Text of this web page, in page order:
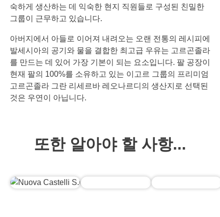
숙하게 생산하는 데 익숙한 현지 직원들로 구성된 친밀한
그룹이 근무하고 있습니다.
아버지에서 아들로 이어져 내려오는 오랜 전통의 레시피에
발세시아의 공기와 물을 결합한 최고급 우유는 고르곤졸라
를 만드는 데 있어 가장 기본이 되는 요소입니다. 팔 공장이
현재 팔의 100%를 소유하고 있는 이고르 그룹의 프리미엄
고르곤졸라 그란 리세르바 레오나르디의 생산지로 선택된
것은 우연이 아닙니다.
또한 알아야 할 사항...